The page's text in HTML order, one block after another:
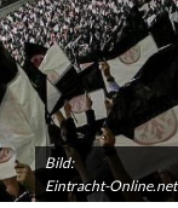
Bild:
Eintracht-Online.net